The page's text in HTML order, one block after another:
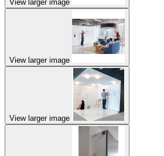
View larger image
View larger image
View larger image